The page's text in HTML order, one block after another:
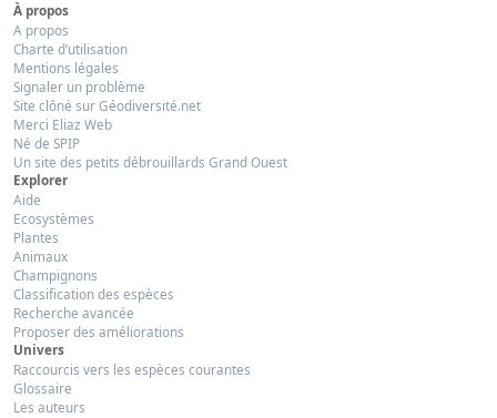
À propos
A propos
Charte d’utilisation
Mentions légales
Signaler un problème
Site clôné sur Géodiversité.net
Merci Eliaz Web
Né de SPIP
Un site des petits débrouillards Grand Ouest
Explorer
Aide
Ecosystèmes
Plantes
Animaux
Champignons
Classification des espèces
Recherche avancée
Proposer des améliorations
Univers
Raccourcis vers les espèces courantes
Glossaire
Les auteurs